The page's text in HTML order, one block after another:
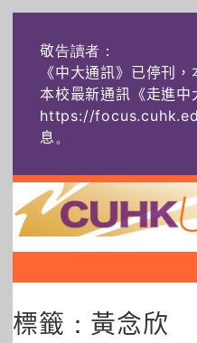
敬告讀者：
《中大通訊》已停刊
本校最新通訊《走進中
https://
息。
主頁 |||
社創薈動
標籤：黃念欣